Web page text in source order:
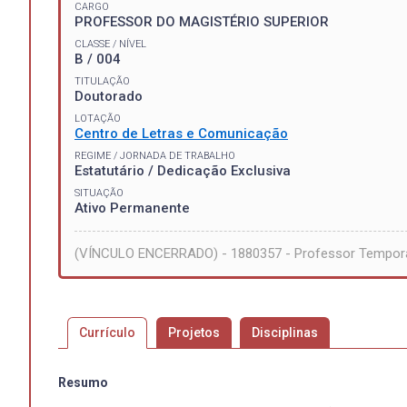
CARGO
PROFESSOR DO MAGISTÉRIO SUPERIOR
CLASSE / NÍVEL
B / 004
TITULAÇÃO
Doutorado
LOTAÇÃO
Centro de Letras e Comunicação
REGIME / JORNADA DE TRABALHO
Estatutário / Dedicação Exclusiva
SITUAÇÃO
Ativo Permanente
(VÍNCULO ENCERRADO) - 1880357 - Professor
Currículo Projetos Disciplinas
Resumo